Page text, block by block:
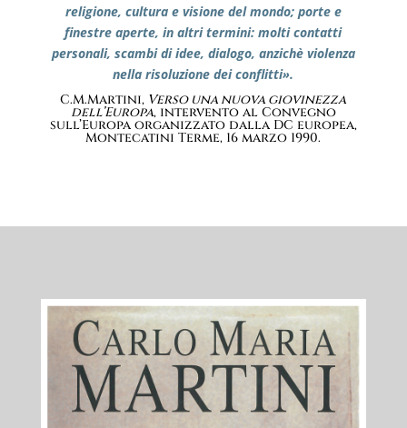
religione, cultura e visione del mondo; porte e
finestre aperte, in altri termini: molti contatti
personali, scambi di idee, dialogo, anzichè violenza
nella risoluzione dei conflitti».
C.M.Martini, Verso una nuova giovinezza
dell’Europa, intervento al Convegno
sull’Europa organizzato dalla DC europea,
Montecatini Terme, 16 marzo 1990.